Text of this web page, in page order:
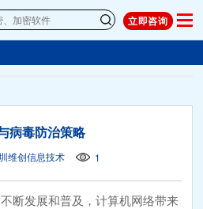
立即咨询
病毒防治策略
维创信息技术 1
断发展和普及，计算机网络带来